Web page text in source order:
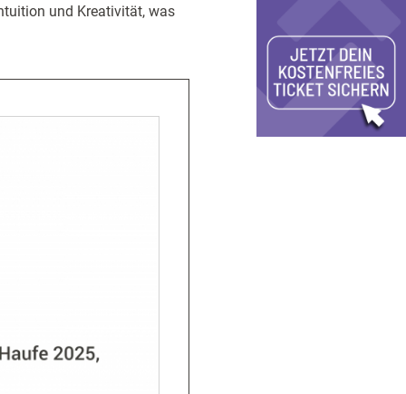
und Kreativität, was